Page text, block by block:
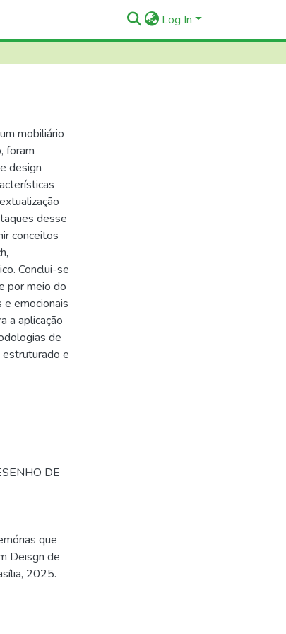
Log In
mobiliário
foram
design
desse
conceitos
Conclui-se
por meio do
emocionais
a aplicação
de
estruturado e
DE
que
Deisgn de
2025.